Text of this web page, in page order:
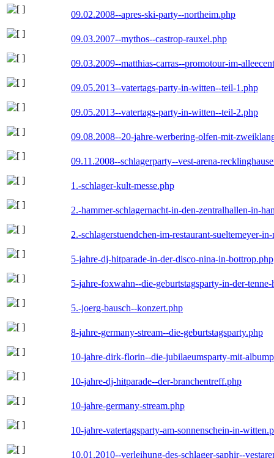
09.02.2008--apres-ski-party--northeim.php
09.03.2007--mythos--castrop-rauxel.php
09.03.2009--matthias-carras--promotour-im-
09.05.2013--vatertags-party-in-witten--teil-1.php
09.05.2013--vatertags-party-in-witten--teil-2.php
09.08.2008--20-jahre-werbering-olfen-mit-
09.11.2008--schlagerparty--vest-arena-
1.-schlager-kult-messe.php
2.-hammer-schlagernacht-in-den-zentralhallen-in-
2.-schlagerstuendchen-im-restaurant-sueltemeyer-
5-jahre-dj-hitparade-in-der-disco-nina-in-bottrop.php
5-jahre-foxwahn--die-geburtstagsparty-in-der-tenne-
5.-joerg-bausch--konzert.php
8-jahre-germany-stream--die-geburtstagsparty.php
10-jahre-dirk-florin--die-jubilaeumsparty-mit-
10-jahre-dj-hitparade--der-branchentreff.php
10-jahre-germany-stream.php
10-jahre-vatertagsparty-am-sonnenschein-in-
10.01.2010--verleihung-des-schlager-saphir--